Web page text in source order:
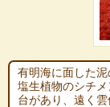
有明海に面した
塩生植物のシチ
台があり、遠く雲